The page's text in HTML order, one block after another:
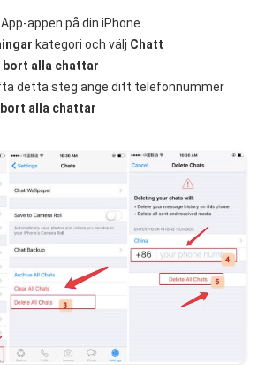
appen på din iPhone
kategori och välj Chatt
bort alla chattar
detta steg ange ditt telefonnummer
bort alla chattar